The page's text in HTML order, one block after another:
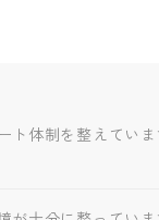
ト体制を整えてい